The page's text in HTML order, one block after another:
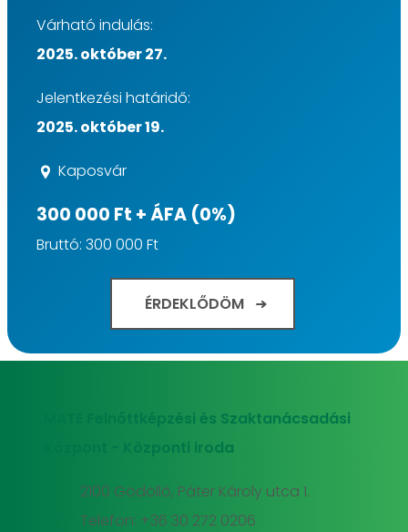
Várható indulás:
2025. október 27.
Jelentkezési határidő:
2025. október 19.
Kaposvár
300 000 Ft + ÁFA (0%)
Bruttó: 300 000 Ft
ÉRDEKLŐDÖM
MATE Felnőttképzési és Szaktanácsadási
Központ - Központi iroda
2100 Gödöllő, Páter Károly utca 1.
Telefon: +36 30 272 0206